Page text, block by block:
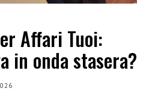
Affari Tuoi:
in onda stasera?